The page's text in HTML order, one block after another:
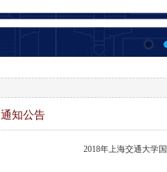
通知公告
2018年上海交通大学